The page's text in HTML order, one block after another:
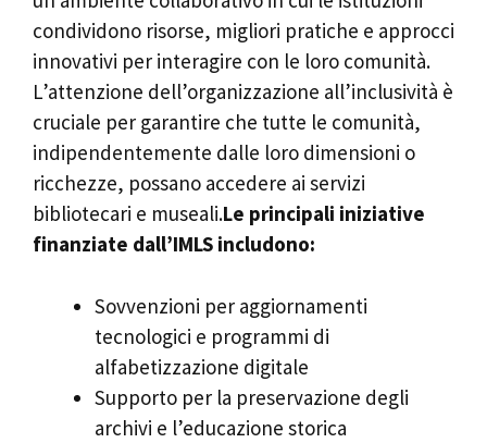
condividono risorse, migliori pratiche e approcci
innovativi per interagire con le loro comunità.
L’attenzione dell’organizzazione all’inclusività è
cruciale per garantire che tutte le comunità,
indipendentemente dalle loro dimensioni o
ricchezze, possano accedere ai servizi
bibliotecari e museali.Le principali iniziative
finanziate dall’IMLS includono:
Sovvenzioni per aggiornamenti
tecnologici e programmi di
alfabetizzazione digitale
Supporto per la preservazione degli
archivi e l’educazione storica